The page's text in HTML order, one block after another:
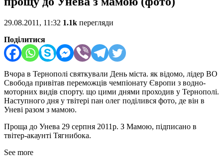
29.08.2011, 11:32 1.1k перегляди
Поділитися
Вчора в Тернополі святкували День міста. як відомо, лідер ВО
Свобода привітав переможців чемпіонату Європи з водно-
моторних видів спорту. що цими днями проходив у Тернополі.
Наступного дня у твітері пан олег поділився фото, де він в
Уневі разом з мамою.
Проща до Унева 29 серпня 2011р. З Мамою, підписано в
твітер-акаунті Тягнибока.
See more